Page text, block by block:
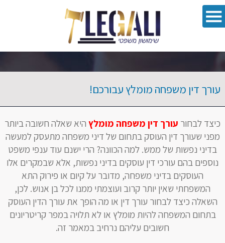
עורך דין משפחה מומלץ עבורכם!
כיצד לבחור עורך דין משפחה מומלץ היא שאלה חשובה ביותר
מפני שעורך דין העוסק בתחום של דיני משפחה מתעסק למעשה
בדיני נפשות של ממש. למה הכוונה? הרי ישנם עוד ענפי משפט
נוספים בהם עורכי דין עוסקים בדיני נפשות, אלא שבמקרים אלו
העוסקים בדיני משפחה, מדובר על קיום או פירוק התא
המשפחתי שאין יותר קרוב ועוצמתי ממנו לכל בן אנוש. לכן,
השאלה כיצד לבחור עורך דין או מה הופך את עורך הדין העוסק
בתחום המשפחה להיות מומלץ או לא תלויה במפר קריטריונים
חשובים עליהם נרחיב במאמר זה.